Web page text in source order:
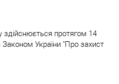
здійснюється протягом 14
Законом України "Про захист